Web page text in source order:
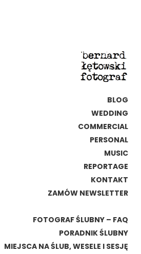
BLOG
WEDDING
COMMERCIAL
PERSONAL
MUSIC
REPORTAGE
KONTAKT
ZAMÓW NEWSLETTER
FOTOGRAF ŚLUBNY – FAQ
PORADNIK ŚLUBNY
MIEJSCA NA ŚLUB, WESELE I SESJĘ